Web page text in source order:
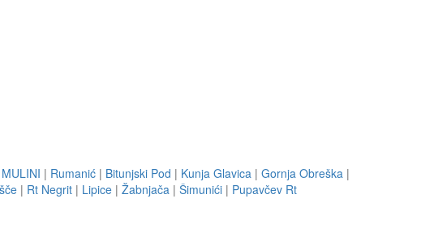
| Rumanić | Bitunjski Pod | Kunja Glavica | Gornja Obreška |
| Rt Negrit | Lipice | Žabnjača | Šimunići | Pupavčev Rt